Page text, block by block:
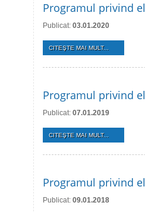
Programul privind
Publicat: 03.01.2020
CITEŞTE MAI MULT...
Programul privind
Publicat: 07.01.2019
CITEŞTE MAI MULT...
Programul privind
Publicat: 09.01.2018